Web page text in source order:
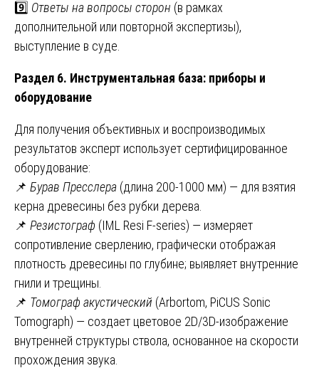
9️⃣ Ответы на вопросы сторон (в рамках
дополнительной или повторной экспертизы),
выступление в суде.
Раздел 6. Инструментальная база: приборы и
оборудование
Для получения объективных и воспроизводимых
результатов эксперт использует сертифицированное
оборудование:
📌 Бурав Пресслера (длина 200-1000 мм) — для взятия
керна древесины без рубки дерева.
📌 Резистограф (IML Resi F-series) — измеряет
сопротивление сверлению, графически отображая
плотность древесины по глубине; выявляет внутренние
гнили и трещины.
📌 Томограф акустический (Arbortom, PiCUS Sonic
Tomograph) — создает цветовое 2D/3D-изображение
внутренней структуры ствола, основанное на скорости
прохождения звука.